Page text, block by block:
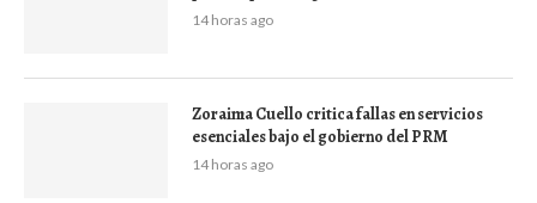
14 horas ago
Zoraima Cuello critica fallas en servicios
esenciales bajo el gobierno del PRM
14 horas ago